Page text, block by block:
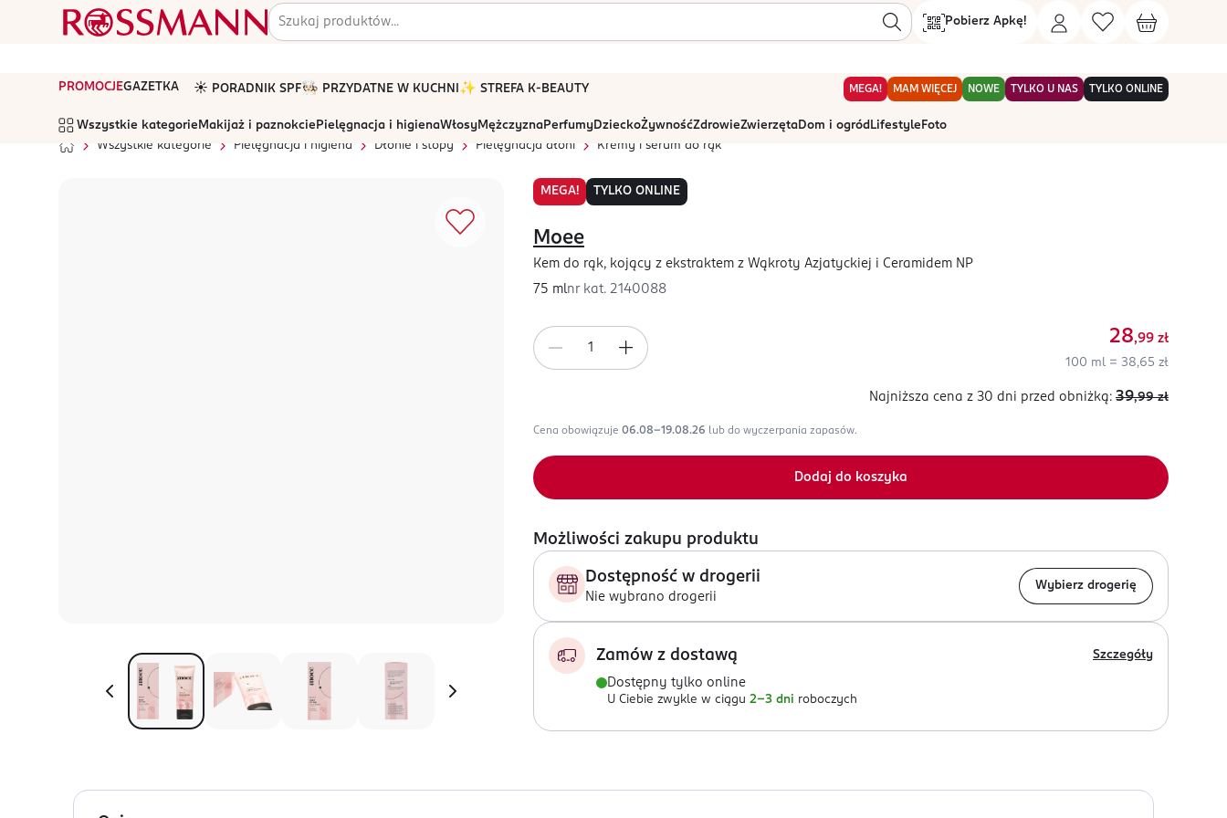
Pobierz Apkę!
PROMOCJEGAZETKA ☀️ PORADNIK SPF🧑🏻‍🍳 PRZYDATNE W KUCHNI ✨ STREFA K-BEAUTY MEGA! MAM WIĘCEJ NOWE TYLKO U NAS TYLKO ONLINE
Wszystkie kategorie Makijaż i paznokcie Pielęgnacja i higienaWłosyMężczyznaPerfumyDzieckoŻywnośćZdrowieZwierzętaDom i ogród Lifestyle Foto
Wszystkie kategorie
Pielęgnacja i higiena Dłonie i stopy Pielęgnacja dłoni Kremy i serum do rąk
MEGA! TYLKO ONLINE
Moee
Kem do rąk, kojący z ekstraktem z Wąkroty Azjatyckiej i Ceramidem NP
75 mlnr kat. 2140088
28,99 zł
100 ml = 38,65 zł
Najniższa cena z 30 dni przed obniżką: 39,99 zł
Cena obowiązuje 06.08-19.08.26 lub do wyczerpania zapasów.
Dodaj do koszyka
Możliwości zakupu produktu
Dostępność w drogerii
Nie wybrano drogerii
Wybierz drogerię
Zamów z dostawą Szczegóły
Dostępny tylko online
U Ciebie zwykle w ciągu 2-3 dni roboczych